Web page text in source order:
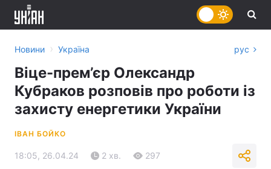
Новини › Україна рус
Віце-прем’єр Олександр
Кубраков розповів про роботи із
захисту енергетики України
ІВАН БОЙКО
18:05, 26.04.24 2 хв. 297